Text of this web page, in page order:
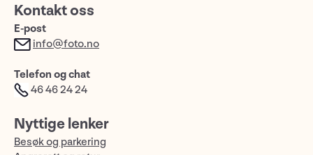
Kontakt oss
E-post
info@foto.no
Telefon og chat
46 46 24 24
Nyttige lenker
Besøk og parkering